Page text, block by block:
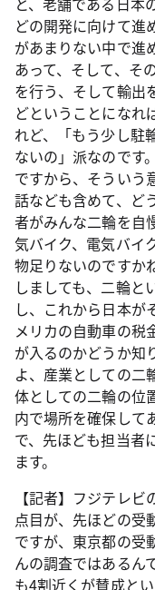
どの開発に向けて進
があまりない中で進
あって、そして、そ
を行う、そして輸出
どということになれ
れど、「もう少し駐
ないの」派なのです。
ですから、そういう
話なども含めて、ど
者がみんな二輪を自
気バイク、電気バイ
物足りないのですか
しましても、二輪と
し、これから日本が
メリカの自動車の税
が入るのかどうか知
よ、産業としての二
体としての二輪の位
内で場所を確保して
で、先ほども担当者
ます。
【記者】フジテレ
点目が、先ほどの受
ですが、東京都の受
んの調査ではあるん
も4割近くが賛成と